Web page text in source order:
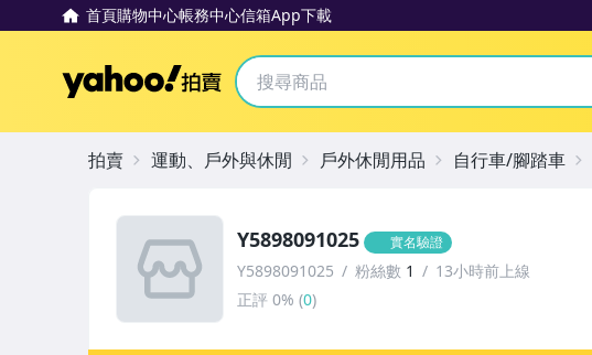
首頁購物中心帳務中心信箱App下載
Yahoo拍賣
Y5898091025 實名驗證
Y5898091025 粉絲數 1
13小時前上線
正評 0% (0)
拍賣 運動、戶外與休閒 戶外休閒用品 自行車/腳踏車